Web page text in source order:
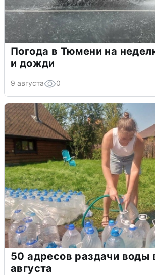
Погода в Тюмени на
и дожди
9 августа 0
50 адресов раздачи воды
августа